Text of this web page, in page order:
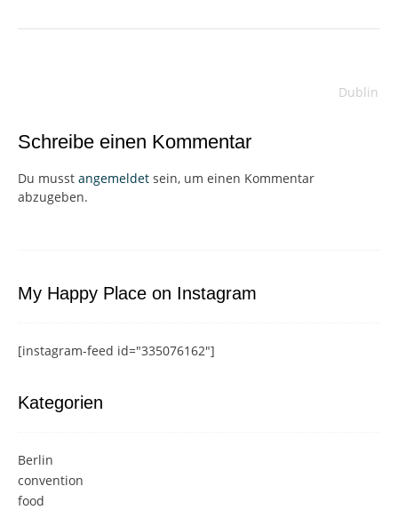
Dublin
Schreibe einen Kommentar
Du musst angemeldet sein, um einen Kommentar
abzugeben.
My Happy Place on Instagram
[instagram-feed id="335076162"]
Kategorien
Berlin
convention
food